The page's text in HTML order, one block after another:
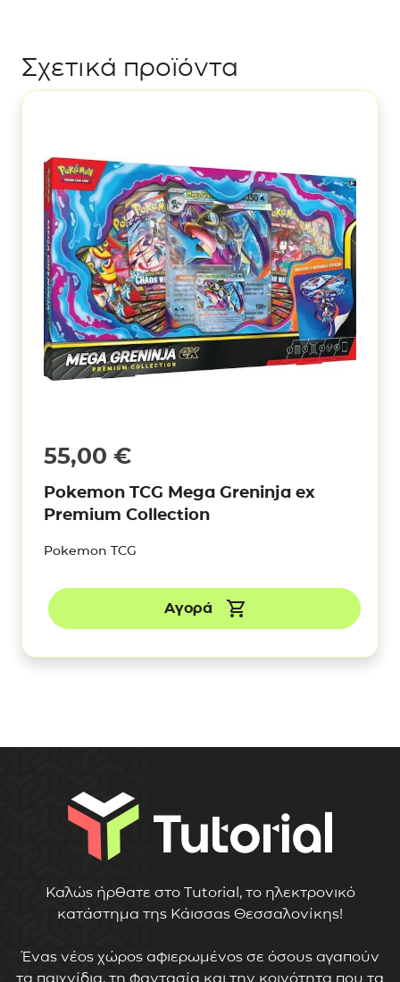
Σχετικά προϊόντα
55,00 €
Pokemon TCG Mega Greninja ex
Premium Collection
Pokemon TCG
Αγορά
Καλώς ήρθατε στο Tutorial, το ηλεκτρονικό
κατάστημα της Κάισσας Θεσσαλονίκης!
Ένας νέος χώρος αφιερωμένος σε όσους αγαπούν
τα παιχνίδια, τη φαντασία και την κοινότητα που τα